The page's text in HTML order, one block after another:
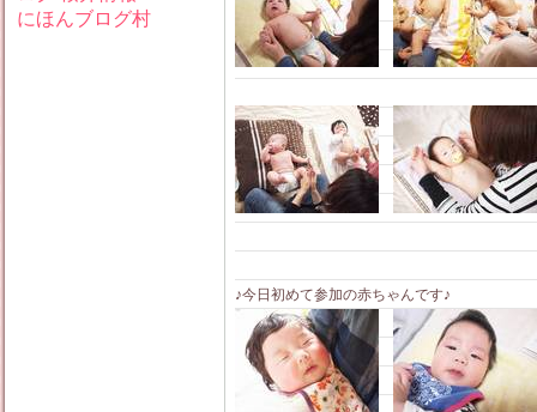
♪今日初めて参加の赤ちゃんです♪
にほんブログ村